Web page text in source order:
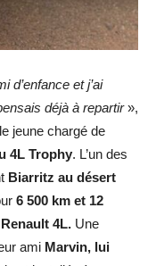
d’enfance et j’ai
déjà à repartir»,
jeune chargé de
4L Trophy. L’un des
Biarritz au désert
6 500 km et 12
4L. Une
ami Marvin, lui